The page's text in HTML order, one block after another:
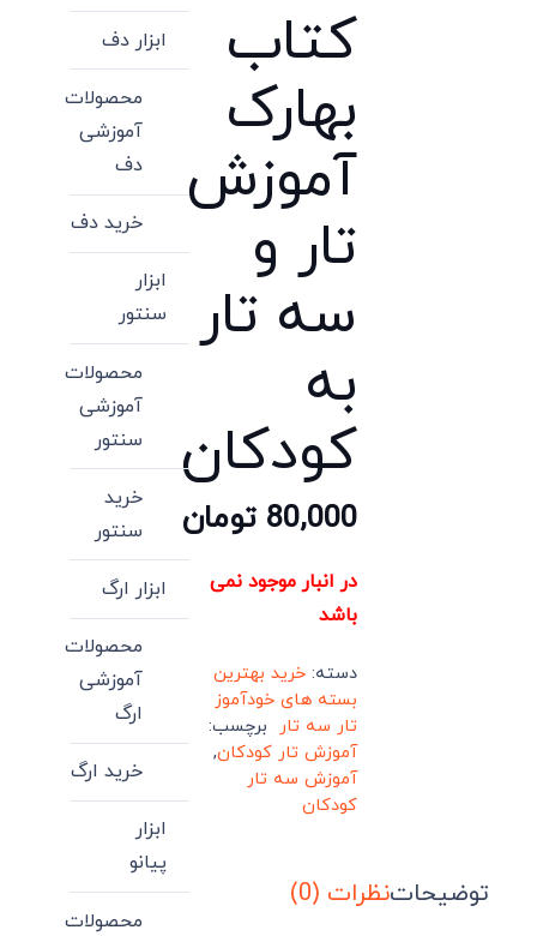
کتاب
بهارک
آموزش
تار و
سه تار
به
کودکان
80,000 تومان
در انبار موجود نمی
باشد
دسته:خرید بهترین
بسته های خودآموز
تار سه تار
برچسب:
آموزش تار کودکان,
آموزش سه تار
کودکان
توضیحاتنظرات (0)
ابزار دف
محصولات
آموزشی
دف
خرید دف
ابزار
سنتور
محصولات
آموزشی
سنتور
خرید
سنتور
ابزار ارگ
محصولات
آموزشی
ارگ
خرید ارگ
ابزار
پیانو
محصولات